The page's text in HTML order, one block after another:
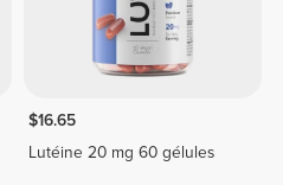
$16.65
Lutéine 20 mg 60 gélules